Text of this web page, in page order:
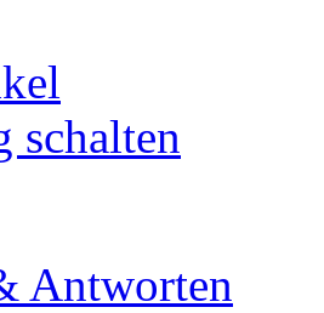
schalten
Antworten